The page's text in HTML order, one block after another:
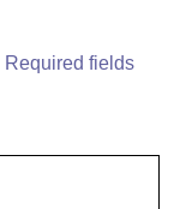
Required fields